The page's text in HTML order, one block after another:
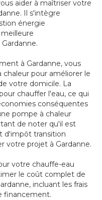
aider à maîtriser votre
Il s'intègre
énergie
à Gardanne, vous
pour améliorer le
votre domicile. La
chauffer l'eau, ce qui
conséquentes
pompe à chaleur
de noter qu'il est
d'impôt transition
votre projet à Gardanne.
votre chauffe-eau
le coût complet de
incluant les frais
financement.